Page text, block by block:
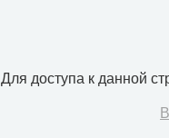
Для доступа к данной